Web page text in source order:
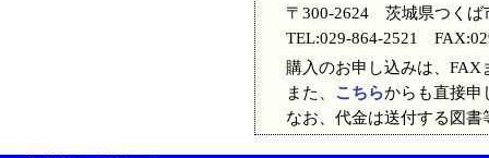
〒300-2624 茨城県つくば
TEL:029-864-2521
購入のお申し込みは、FAX
また、 こちらからも直接申
なお、代金は送付する図